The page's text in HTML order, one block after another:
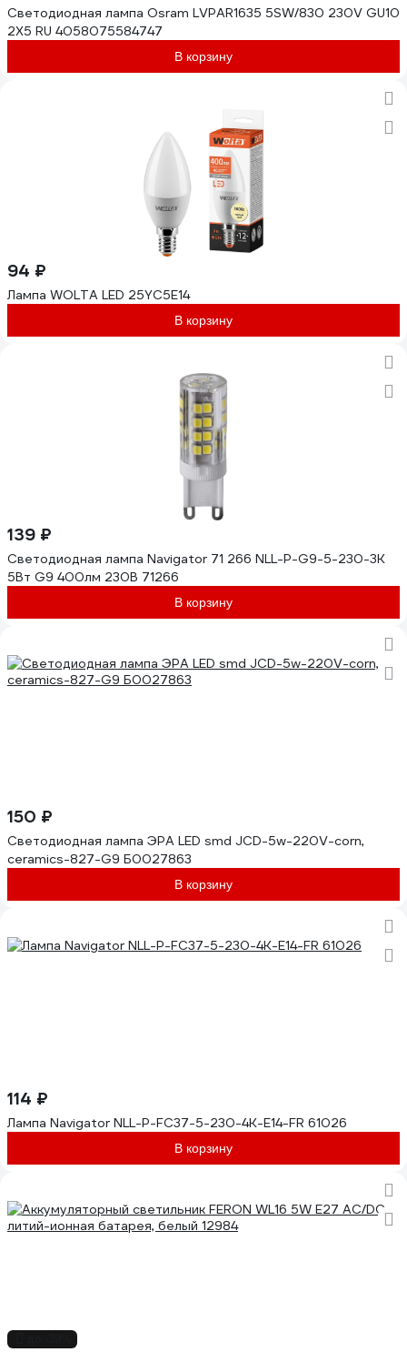
Светодиодная лампа Osram LVPAR1635 5SW/830 230V GU10
2X5 RU 4058075584747
В корзину
94 ₽
Лампа WOLTA LED 25YC5E14
В корзину
139 ₽
Светодиодная лампа Navigator 71 266 NLL-P-G9-5-230-3K
5Вт G9 400лм 230В 71266
В корзину
150 ₽
Светодиодная лампа ЭРА LED smd JCD-5w-220V-corn,
ceramics-827-G9 Б0027863
В корзину
114 ₽
Лампа Navigator NLL-P-FC37-5-230-4K-E14-FR 61026
В корзину